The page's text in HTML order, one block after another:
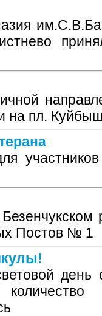
на пл.
Постов № 1
день